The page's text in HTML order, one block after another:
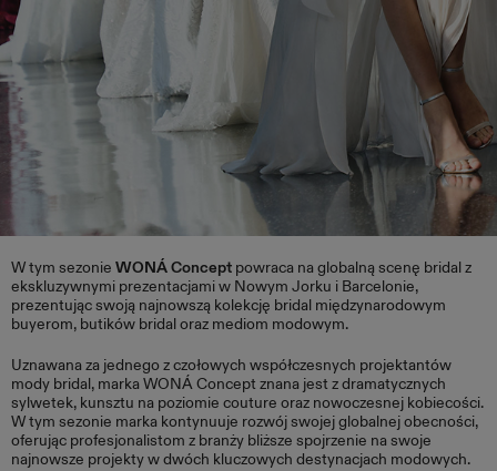
W tym sezonie WONÁ Concept powraca na globalną scenę bridal z
ekskluzywnymi prezentacjami w Nowym Jorku i Barcelonie,
prezentując swoją najnowszą kolekcję bridal międzynarodowym
buyerom, butików bridal oraz mediom modowym.
Uznawana za jednego z czołowych współczesnych projektantów
mody bridal, marka WONÁ Concept znana jest z dramatycznych
sylwetek, kunsztu na poziomie couture oraz nowoczesnej kobiecości.
W tym sezonie marka kontynuuje rozwój swojej globalnej obecności,
oferując profesjonalistom z branży bliższe spojrzenie na swoje
najnowsze projekty w dwóch kluczowych destynacjach modowych.